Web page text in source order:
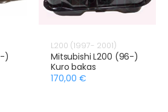
)
L200 (1997- 2001)
Mitsubishi L200 (96-)
Kuro bakas
170,00 €